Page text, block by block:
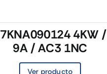
4KW /
9A / AC3 1NC
Ver producto